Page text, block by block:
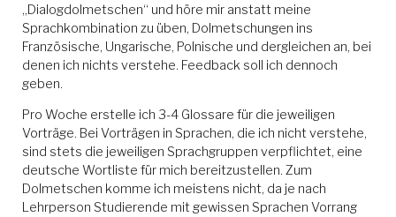
„Dialogdolmetschen“ und höre mir anstatt meine
Sprachkombination zu üben, Dolmetschungen ins
Französische, Ungarische, Polnische und dergleichen an, bei
denen ich nichts verstehe. Feedback soll ich dennoch
geben.
Pro Woche erstelle ich 3-4 Glossare für die jeweiligen
Vorträge. Bei Vorträgen in Sprachen, die ich nicht verstehe,
sind stets die jeweiligen Sprachgruppen verpflichtet, eine
deutsche Wortliste für mich bereitzustellen. Zum
Dolmetschen komme ich meistens nicht, da je nach
Lehrperson Studierende mit gewissen Sprachen Vorrang